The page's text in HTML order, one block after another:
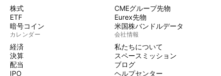
株式
ETF
暗号コイン
カレンダー
経済
決算
配当
IPO
CMEグループ先物
Eurex先物
米国株バンドルデータ
会社情報
私たちについて
スペースミッション
ブログ
ヘルプセンター